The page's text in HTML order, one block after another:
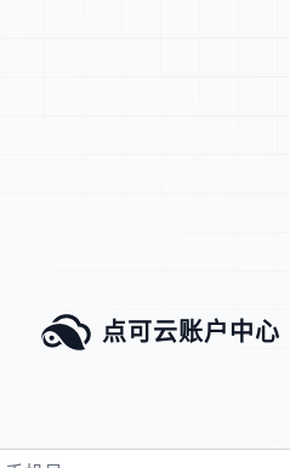
点可云账户中心